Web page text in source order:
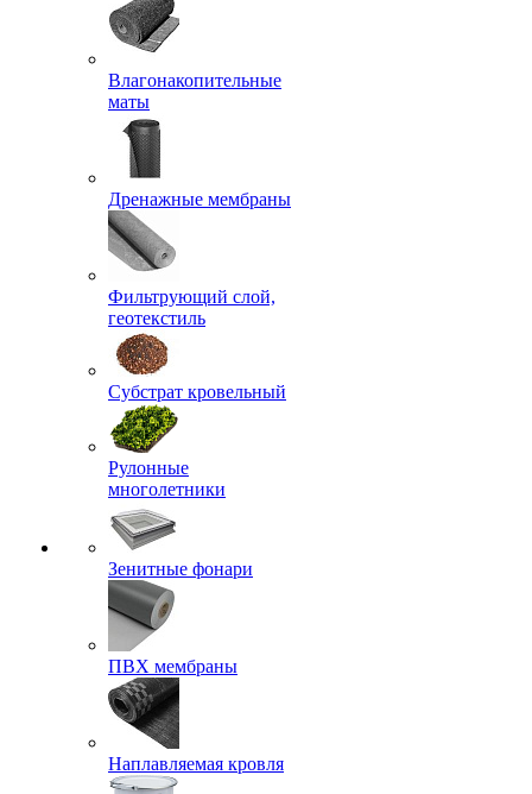
Влагонакопительные
маты
Дренажные мембраны
Фильтрующий слой,
геотекстиль
Субстрат кровельный
Рулонные
многолетники
Зенитные фонари
ПВХ мембраны
Наплавляемая кровля